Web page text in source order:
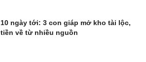
10 ngày tới: 3 con giáp mở kho tài lộc,
tiền về từ nhiều nguồn